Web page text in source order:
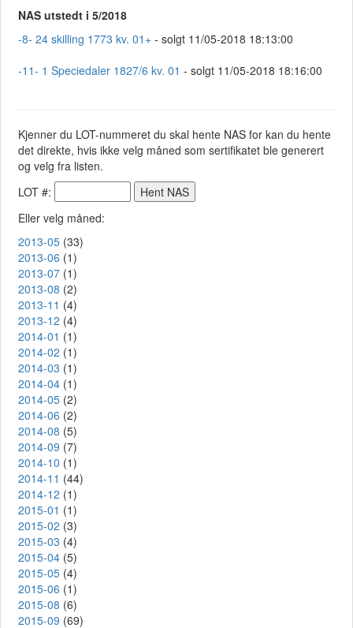
NAS utstedt i 5/2018
-8- 24 skilling 1773 kv. 01+ - solgt 11/05-2018 18:13:00
-11- 1 Speciedaler 1827/6 kv. 01 - solgt 11/05-2018 18:16:00
Kjenner du LOT-nummeret du skal hente NAS for kan du hente
det direkte, hvis ikke velg måned som sertifikatet ble generert
og velg fra listen.
LOT #:
Eller velg måned:
2013-05 (33)
2013-06 (1)
2013-07 (1)
2013-08 (2)
2013-11 (4)
2013-12 (4)
2014-01 (1)
2014-02 (1)
2014-03 (1)
2014-04 (1)
2014-05 (2)
2014-06 (2)
2014-08 (5)
2014-09 (7)
2014-10 (1)
2014-11 (44)
2014-12 (1)
2015-01 (1)
2015-02 (3)
2015-03 (4)
2015-04 (5)
2015-05 (4)
2015-06 (1)
2015-08 (6)
2015-09 (69)